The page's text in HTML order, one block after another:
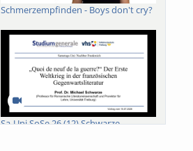
Schmerzempfinden - Boys don't cry?
Sa-Uni SoSe 26 (12) Schwarze